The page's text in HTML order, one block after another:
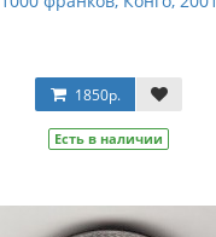
1850р.
Есть в наличии